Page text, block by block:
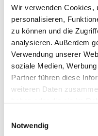
Wir verwenden Cookies,
personalisieren,
zu können und die
analysieren. Außerdem
Verwendung unserer
soziale Medien,
Partner führen diese
weiteren Daten
Notwendig
Dies könnte